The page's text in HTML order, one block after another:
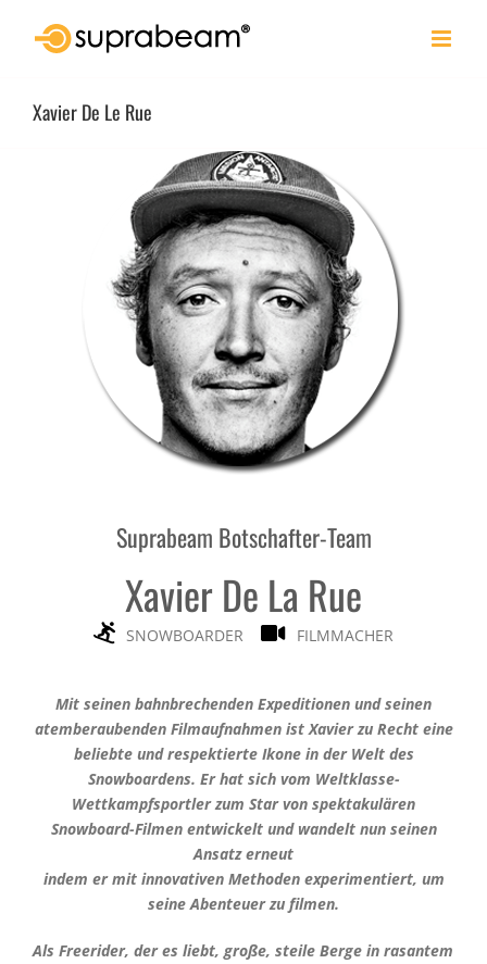
Xavier De Le Rue
Suprabeam Botschafter-Team
Xavier De La Rue
SNOWBOARDER FILMMACHER
Mit seinen bahnbrechenden Expeditionen und seinen
atemberaubenden Filmaufnahmen ist Xavier zu Recht eine
beliebte und respektierte Ikone in der Welt des
Snowboardens. Er hat sich vom Weltklasse-
Wettkampfsportler zum Star von spektakulären
Snowboard-Filmen entwickelt und wandelt nun seinen
Ansatz erneut
indem er mit innovativen Methoden experimentiert, um
seine Abenteuer zu filmen.
Als Freerider, der es liebt, große, steile Berge in rasantem